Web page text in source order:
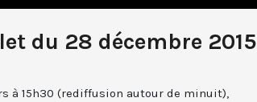
du 28 décembre 2015
à 15h30 (rediffusion autour de minuit),